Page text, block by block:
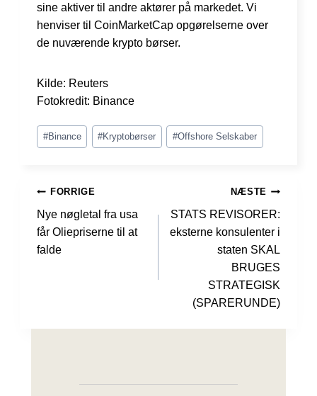
sine aktiver til andre aktører på markedet. Vi
henviser til CoinMarketCap opgørelserne over
de nuværende krypto børser.
Kilde: Reuters
Fotokredit: Binance
Indlæg-
tags:
#Binance #Kryptobørser #Offshore Selskaber
INDLÆGSNAVIGATION
FORRIGE
Nye nøgletal fra usa
får Oliepri­serne til at
falde
NÆSTE
STATS REVISORER:
eksterne konsulenter i
staten SKAL
BRUGES
STRATEGISK
(SPARERUNDE)